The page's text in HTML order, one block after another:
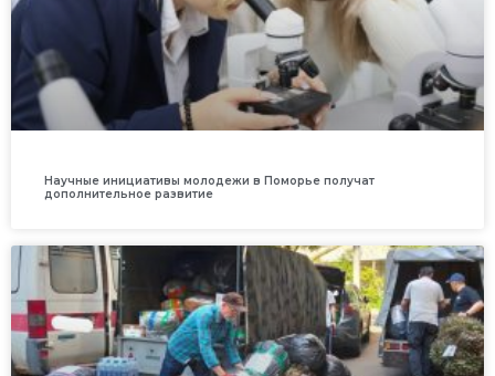
Научные инициативы молодежи в Поморье получат
дополнительное развитие